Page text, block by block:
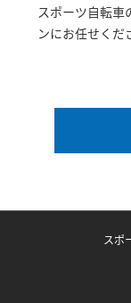
スポーツ自転車
ンにお任せくだ
スポ